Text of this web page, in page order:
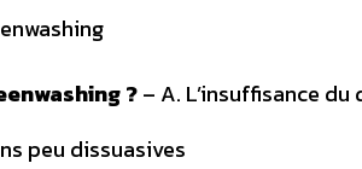
?– A. L’insuffisance
peu dissuasives